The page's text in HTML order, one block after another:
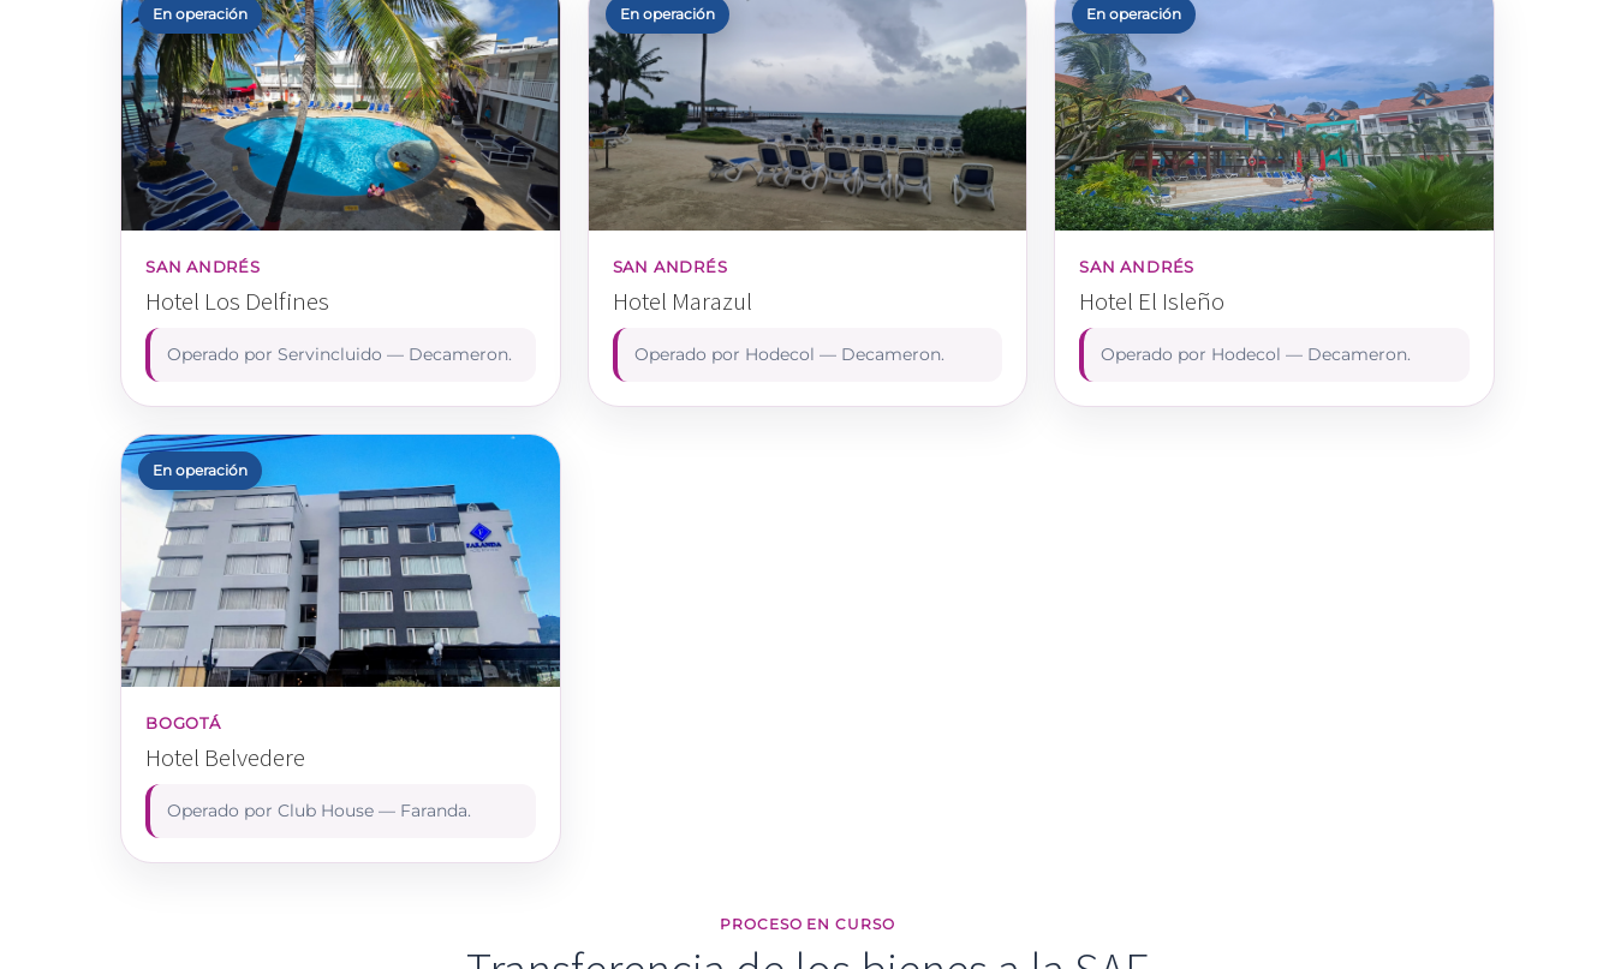
En operación
SAN ANDRÉS
Hotel Los Delfines
Operado por Servincluido — Decameron.
En operación
SAN ANDRÉS
Hotel Marazul
Operado por Hodecol — Decameron.
En operación
SAN ANDRÉS
Hotel El Isleño
Operado por Hodecol — Decameron.
En operación
BOGOTÁ
Hotel Belvedere
Operado por Club House — Faranda.
PROCESO EN CURSO